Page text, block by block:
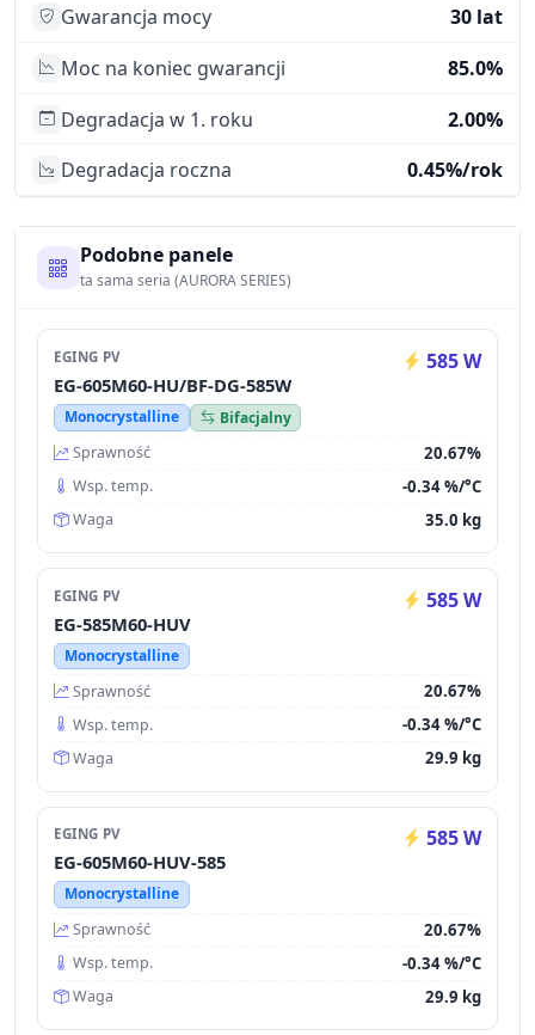
Gwarancja mocy
30 lat
Moc na koniec gwarancji
85.0%
Degradacja w 1. roku
2.00%
Degradacja roczna
0.45%/rok
Podobne panele
ta sama seria (AURORA SERIES)
EGING PV 585 W
EG-605M60-HU/BF-DG-585W
Monocrystalline
Bifacjalny
Sprawność
20.67%
Wsp. temp. -0.34 %/°C
Waga 35.0 kg
EGING PV 585 W
EG-585M60-HUV
Monocrystalline
Sprawność
20.67%
Wsp. temp. -0.34 %/°C
Waga 29.9 kg
EGING PV 585 W
EG-605M60-HUV-585
Monocrystalline
Sprawność
20.67%
Wsp. temp. -0.34 %/°C
Waga 29.9 kg